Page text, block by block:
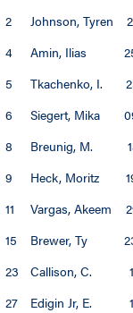
2
Johnson, Tyren
4
Amin, Ilias
5
Tkachenko, I.
6
Siegert, Mika
8
Breunig, M.
9
Heck, Moritz
11
Vargas, Akeem
15
Brewer, Ty
23
Callison, C.
27
Edigin Jr, E.